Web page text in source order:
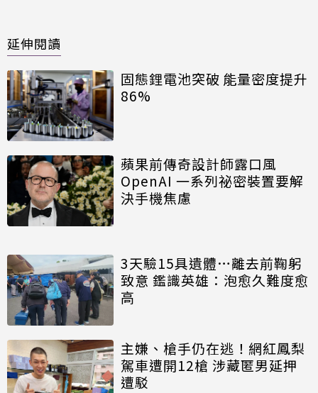
延伸閱讀
固態鋰電池突破 能量密度提升
86%
蘋果前傳奇設計師露口風
OpenAI 一系列祕密裝置要解
決手機焦慮
3天驗15具遺體…離去前鞠躬
致意 鑑識英雄：泡愈久難度愈
高
主嫌、槍手仍在逃！網紅鳳梨
駕車遭開12槍 涉藏匿男延押
遭駁